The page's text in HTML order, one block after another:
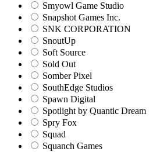
Smyowl Game Studio
Snapshot Games Inc.
SNK CORPORATION
SnoutUp
Soft Source
Sold Out
Somber Pixel
SouthEdge Studios
Spawn Digital
Spotlight by Quantic Dream
Spry Fox
Squad
Squanch Games